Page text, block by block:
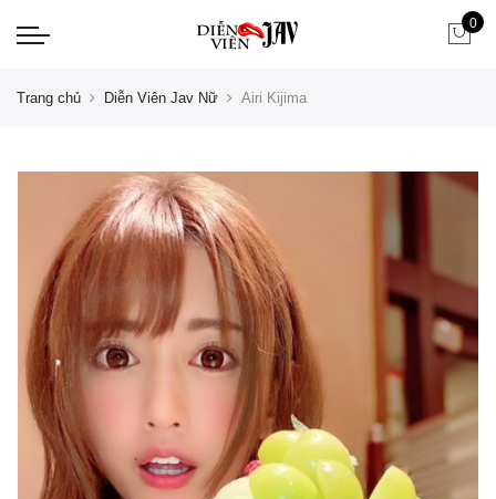
0
Trang chủ Diễn Viên Jav Nữ Airi Kijima